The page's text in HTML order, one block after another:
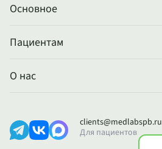
Основное
Пациентам
О нас
clients@medlabspb.ru
Для пациентов